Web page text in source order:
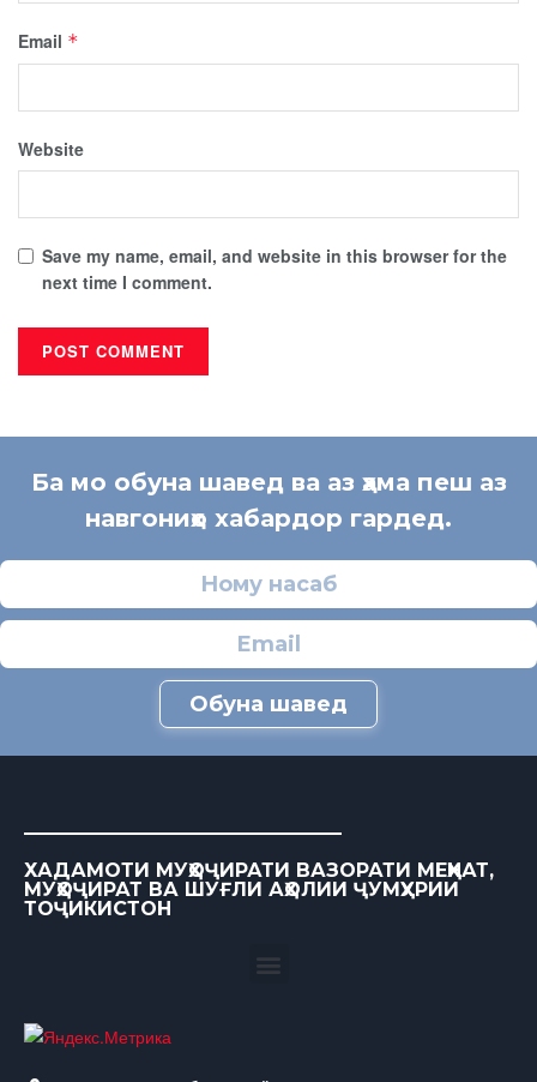
Email *
Website
Save my name, email, and website in this browser for the
next time I comment.
Ба мо обуна шавед ва аз ҳама пеш аз
навгониҳо хабардор гардед.
Обуна шавед
ХАДАМОТИ МУҲОҶИРАТИ ВАЗОРАТИ МЕҲНАТ,
МУҲОҶИРАТ ВА ШУҒЛИ АҲОЛИИ ҶУМҲУРИИ
ТОҶИКИСТОН